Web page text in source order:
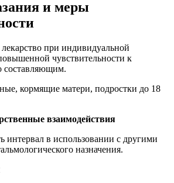
и меры
лекарство при индивидуальной
чувствительности к
составляющим.
кормящие матери, подростки до 18
взаимодействия
интервал в использовании с другими
назначения.